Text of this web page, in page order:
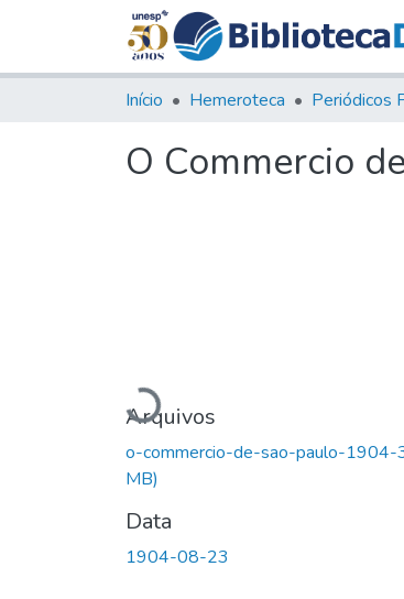
Início Hemeroteca Periódicos
O Commercio
Carregando...
Arquivos
o-commercio-de-sao-paulo-
MB)
Data
1904-08-23